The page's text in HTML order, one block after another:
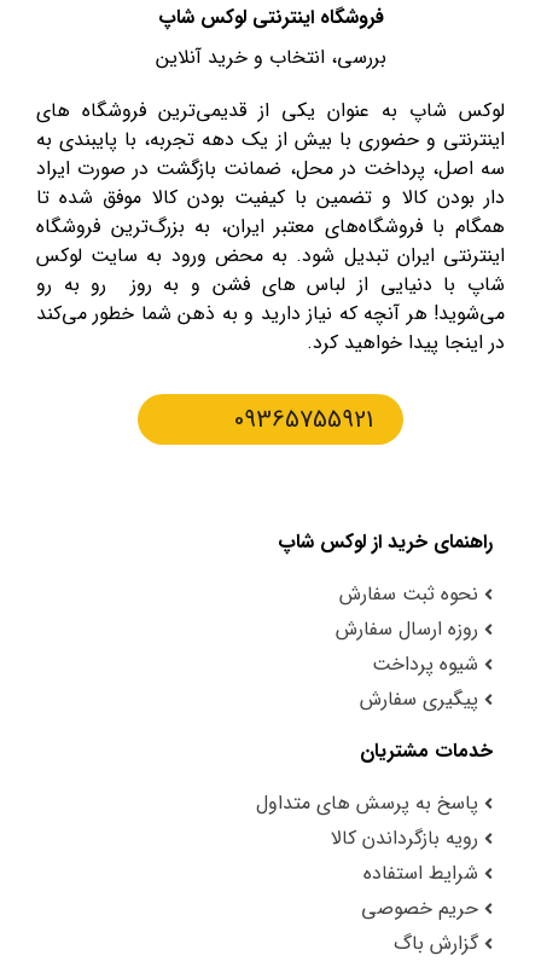
فروشگاه اینترنتی لوکس شاپ
بررسی، انتخاب و خرید آنلاین
لوکس شاپ به عنوان یکی از قدیمی‌ترین فروشگاه های
اینترنتی و حضوری با بیش از یک دهه تجربه، با پایبندی به
سه اصل، پرداخت در محل، ضمانت بازگشت در صورت ایراد
دار بودن کالا و تضمین با کیفیت بودن کالا موفق شده تا
همگام با فروشگاه‌های معتبر ایران، به بزرگ‌ترین فروشگاه
اینترنتی ایران تبدیل شود. به محض ورود به سایت لوکس
شاپ با دنیایی از لباس های فشن و به روز رو به رو
می‌شوید! هر آنچه که نیاز دارید و به ذهن شما خطور می‌کند
در اینجا پیدا خواهید کرد.
09365755921
راهنمای خرید از لوکس شاپ
نحوه ثبت سفارش
روزه ارسال سفارش
شیوه پرداخت
پیگیری سفارش
خدمات مشتریان
پاسخ به پرسش های متداول
رویه بازگرداندن کالا
شرایط استفاده
حریم خصوصی
گزارش باگ